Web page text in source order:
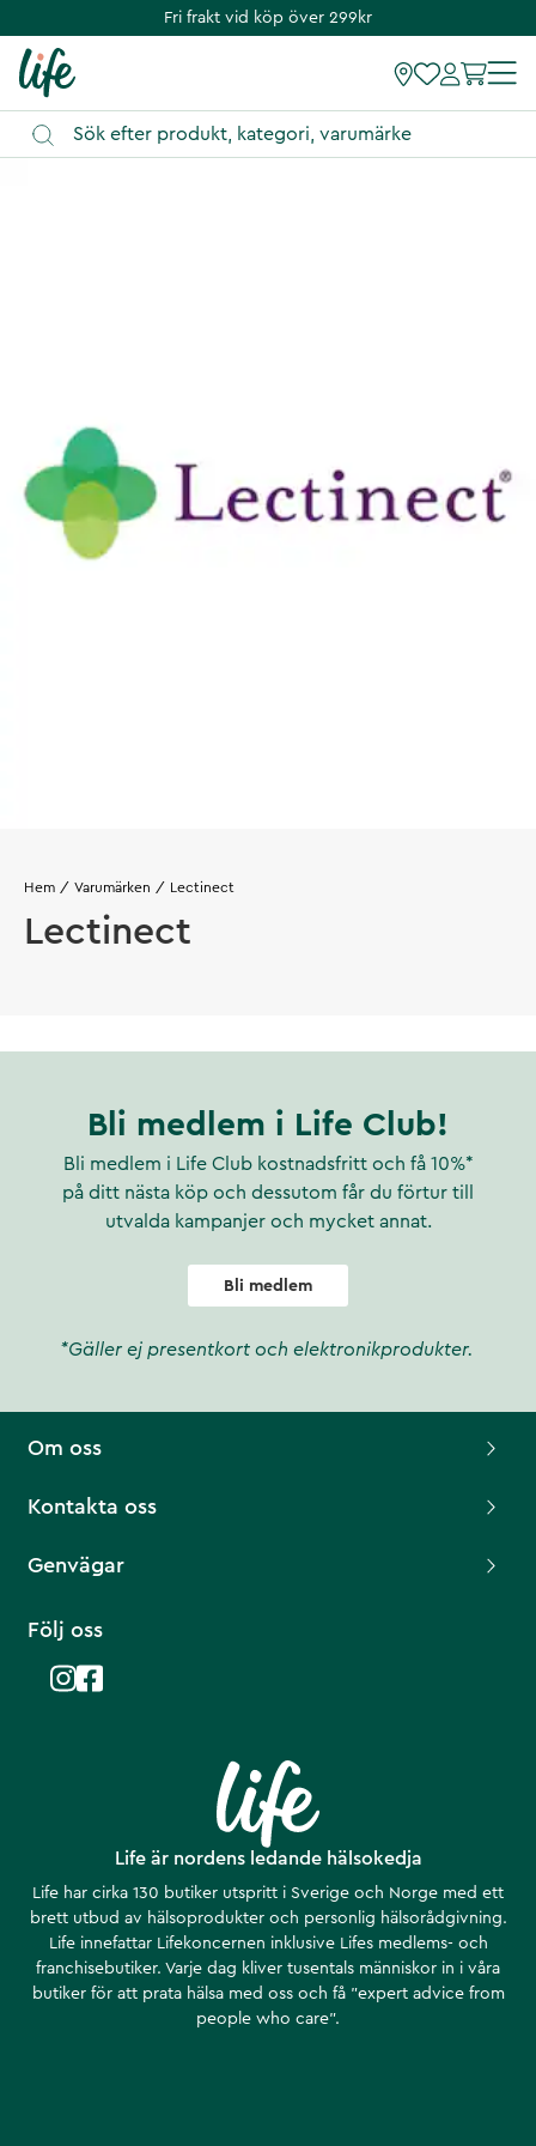
Fri frakt vid köp över 299kr
Hem Varumärken Lectinect
Lectinect
Bli medlem i Life Club!
Bli medlem i Life Club kostnadsfritt och få 10%*
på ditt nästa köp och dessutom får du förtur till
utvalda kampanjer och mycket annat.
Bli medlem
*Gäller ej presentkort och elektronikprodukter.
Life är nordens ledande hälsokedja
Life har cirka 130 butiker utspritt i Sverige och Norge med ett
brett utbud av hälsoprodukter och personlig hälsorådgivning.
Life innefattar Lifekoncernen inklusive Lifes medlems- och
franchisebutiker. Varje dag kliver tusentals människor in i våra
butiker för att prata hälsa med oss och få ”expert advice from
people who care”.
Om oss
Kontakta oss
Genvägar
Följ oss